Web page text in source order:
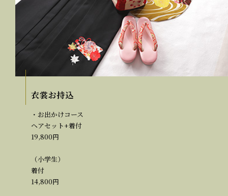
衣裳お持込
・お出かけコース
ヘアセット+着付
19,800円
（小学生）
着付
14,800円